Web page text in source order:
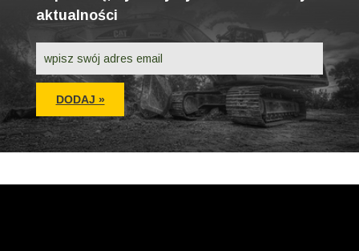
aktualności